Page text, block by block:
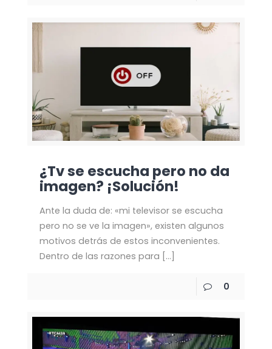
¿Tv se escucha pero no da
imagen? ¡Solución!
Ante la duda de: «mi televisor se escucha
pero no se ve la imagen», existen algunos
motivos detrás de estos inconvenientes.
Dentro de las razones para […]
0